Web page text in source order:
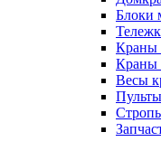
Блоки
Краны
Краны
Весы